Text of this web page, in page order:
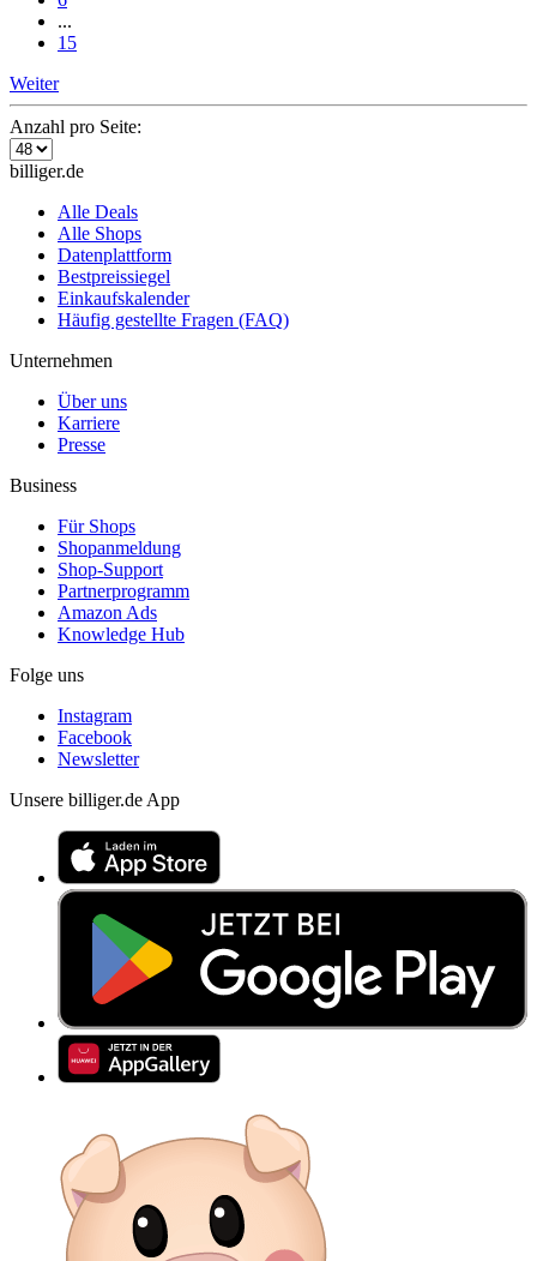
...
15
Weiter
Anzahl pro Seite:
billiger.de
Alle Deals
Alle Shops
Datenplattform
Bestpreissiegel
Einkaufskalender
Häufig gestellte Fragen (FAQ)
Unternehmen
Über uns
Karriere
Presse
Business
Für Shops
Shopanmeldung
Shop-Support
Partnerprogramm
Amazon Ads
Knowledge Hub
Folge uns
Instagram
Facebook
Newsletter
Unsere billiger.de App